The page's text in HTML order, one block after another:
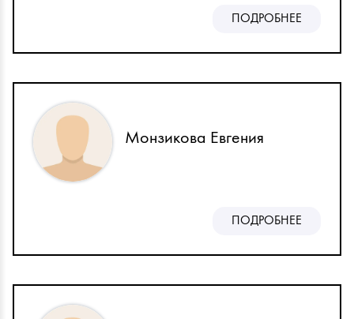
ПОДРОБНЕЕ
Монзикова Евгения
ПОДРОБНЕЕ